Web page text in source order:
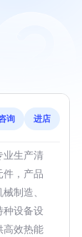
询 进店
业生产清
件，产品
制造、
种设备设
高效热能